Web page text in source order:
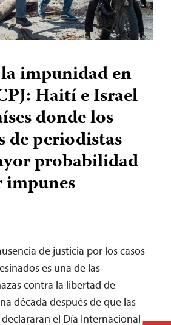
impunidad en
Haití e Israel
donde los
de periodistas
probabilidad
impunes
de justicia por los casos
es una de las
contra la libertad de
década después de que las
el Día Internacional